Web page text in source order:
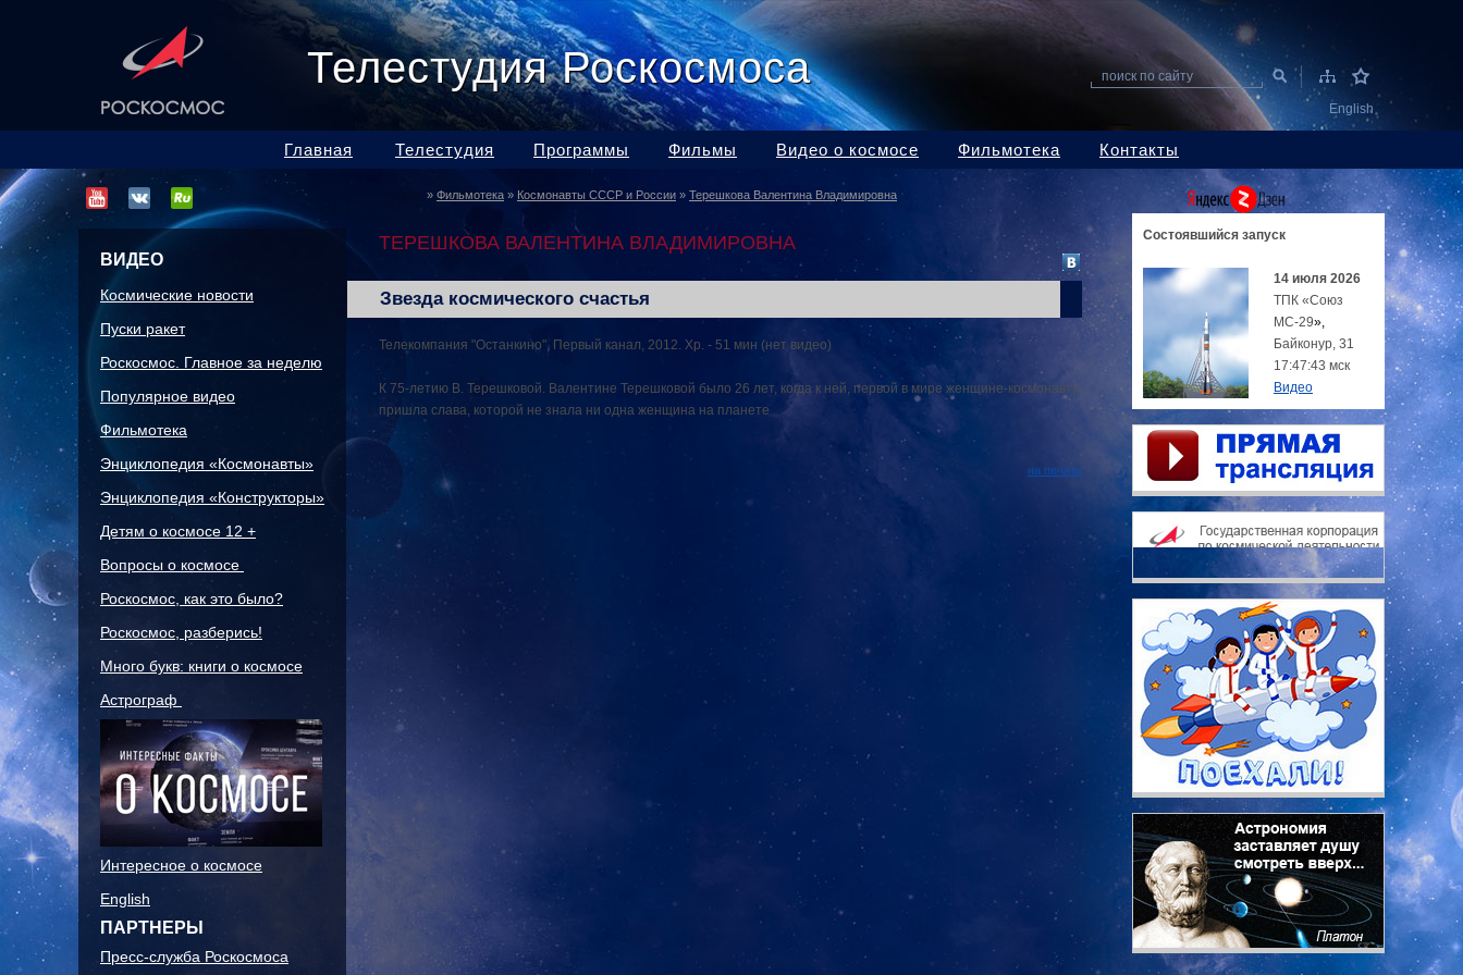
Телестудия Роскосмоса поиск по сайту
English
Главная Телестудия Программы Фильмы Видео о космосе Фильмотека Контакты
ВИДЕО
Космические новости
Пуски ракет
Роскосмос. Главное за неделю
Популярное видео
Фильмотека
Энциклопедия «Космонавты»
Энциклопедия «Конструкторы»
Детям о космосе 12 +
Вопросы о космосе
Роскосмос, как это было?
Роскосмос, разберись!
Много букв: книги о космосе
Астрограф
Интересное о космосе
English
ПАРТНЕРЫ
Пресс-служба Роскосмоса
» Фильмотека » Космонавты СССР и России » Терешкова Валентина Владимировна
ТЕРЕШКОВА ВАЛЕНТИНА ВЛАДИМИРОВНА
Звезда космического счастья
Телекомпания "Останкино", Первый канал, 2012. Хр. - 51 мин (нет видео)
К 75-летию В. Терешковой. Валентине Терешковой было 26 лет, когда к ней, первой в мире женщине-космонавту,
пришла слава, которой не знала ни одна женщина на планете
на печать
Состоявшийся запуск
14 июля 2026
ТПК «Союз
МС-29»,
Байконур, 31
17:47:43 мск
Видео